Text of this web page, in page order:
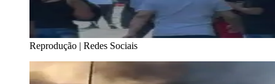
Reprodução | Redes Sociais